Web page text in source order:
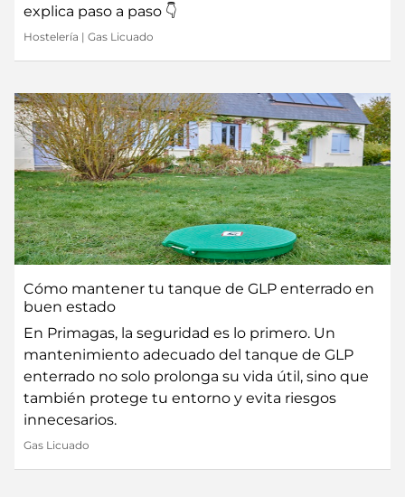
explica paso a paso 👇
Hostelería | Gas Licuado
Cómo mantener tu tanque de GLP enterrado en
buen estado
En Primagas, la seguridad es lo primero. Un
mantenimiento adecuado del tanque de GLP
enterrado no solo prolonga su vida útil, sino que
también protege tu entorno y evita riesgos
innecesarios.
Gas Licuado